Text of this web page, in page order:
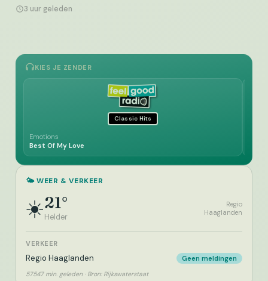
3 uur geleden
KIES JE ZENDER
Classic Hits
Emotions
Best Of My Love
🌤️ WEER & VERKEER
☀️21°
Helder
Regio
Haaglanden
VERKEER
Regio Haaglanden Geen meldingen
57547 min. geleden · Bron: Rijkswaterstaat